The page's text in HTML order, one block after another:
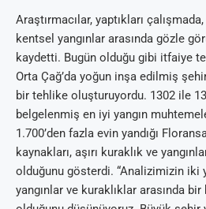
Araştırmacılar, yaptıkları
kentsel yangınlar arasında gözle
kaydetti. Bugün olduğu gibi itfaiye
Orta Çağ’da yoğun inşa edilmiş
bir tehlike oluşturuyordu. 1302 ile
belgelenmiş en iyi yangın
1.700’den fazla evin yandığı
kaynakları, aşırı kuraklık ve
olduğunu gösterdi. “Analizimizin iki
yangınlar ve kuraklıklar arasında